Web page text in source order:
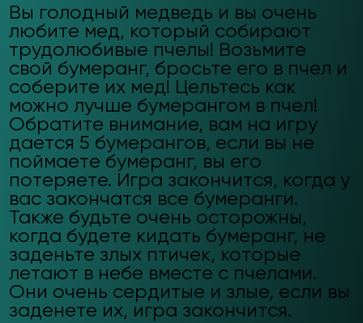
Вы голодный медведь и вы очень
любите мед, который собирают
трудолюбивые пчелы! Возьмите
свой бумеранг, бросьте его в пчел и
соберите их мед! Цельтесь как
можно лучше бумерангом в пчел!
Обратите внимание, вам на игру
дается 5 бумерангов, если вы не
поймаете бумеранг, вы его
потеряете. Игра закончится, когда у
вас закончатся все бумеранги.
Также будьте очень осторожны,
когда будете кидать бумеранг, не
заденьте злых птичек, которые
летают в небе вместе с пчелами.
Они очень сердитые и злые, если вы
заденете их, игра закончится.